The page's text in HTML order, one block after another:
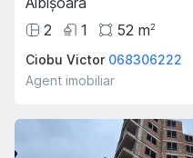
2
1 52 m2
Ciobu Victor 068306222
Agent imobiliar